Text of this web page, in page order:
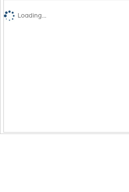
Loading...